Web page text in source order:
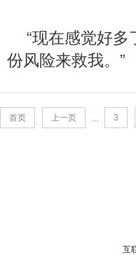
“现在感觉好
份风险来救我。”
首页 上一页 ... 3
互